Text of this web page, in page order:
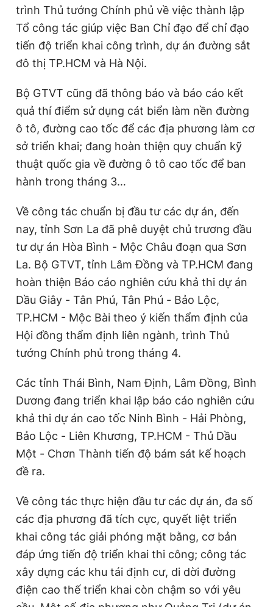
trình Thủ tướng Chính phủ về việc thành lập
Tổ công tác giúp việc Ban Chỉ đạo để chỉ đạo
tiến độ triển khai công trình, dự án đường sắt
đô thị TP.HCM và Hà Nội.
Bộ GTVT cũng đã thông báo và báo cáo kết
quả thí điểm sử dụng cát biển làm nền đường
ô tô, đường cao tốc để các địa phương làm cơ
sở triển khai; đang hoàn thiện quy chuẩn kỹ
thuật quốc gia về đường ô tô cao tốc để ban
hành trong tháng 3…
Về công tác chuẩn bị đầu tư các dự án, đến
nay, tỉnh Sơn La đã phê duyệt chủ trương đầu
tư dự án Hòa Bình - Mộc Châu đoạn qua Sơn
La. Bộ GTVT, tỉnh Lâm Đồng và TP.HCM đang
hoàn thiện Báo cáo nghiên cứu khả thi dự án
Dầu Giây - Tân Phú, Tân Phú - Bảo Lộc,
TP.HCM - Mộc Bài theo ý kiến thẩm định của
Hội đồng thẩm định liên ngành, trình Thủ
tướng Chính phủ trong tháng 4.
Các tỉnh Thái Bình, Nam Định, Lâm Đồng, Bình
Dương đang triển khai lập báo cáo nghiên cứu
khả thi dự án cao tốc Ninh Bình - Hải Phòng,
Bảo Lộc - Liên Khương, TP.HCM - Thủ Dầu
Một - Chơn Thành tiến độ bám sát kế hoạch
đề ra.
Về công tác thực hiện đầu tư các dự án, đa số
các địa phương đã tích cực, quyết liệt triển
khai công tác giải phóng mặt bằng, cơ bản
đáp ứng tiến độ triển khai thi công; công tác
xây dựng các khu tái định cư, di dời đường
điện cao thế triển khai còn chậm so với yêu